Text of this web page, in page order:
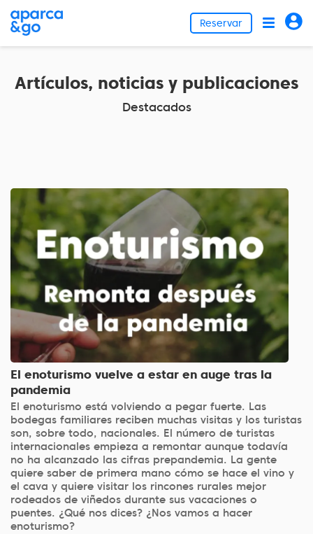
Reservar
Artículos, noticias y publicaciones
Destacados
El enoturismo vuelve a estar en auge tras la
pandemia
El enoturismo está volviendo a pegar fuerte. Las
bodegas familiares reciben muchas visitas y los turistas
son, sobre todo, nacionales. El número de turistas
internacionales empieza a remontar aunque todavía
no ha alcanzado las cifras prepandemia. La gente
quiere saber de primera mano cómo se hace el vino y
el cava y quiere visitar los rincones rurales mejor
rodeados de viñedos durante sus vacaciones o
puentes. ¿Qué nos dices? ¿Nos vamos a hacer
enoturismo?